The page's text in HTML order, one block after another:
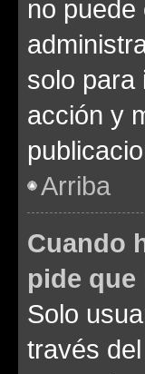
no
solo para
acción y
Arriba
Cuando
pide que
Solo
través